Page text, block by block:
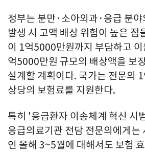
정부는 분만·소아외과·응급 분
발생 시 고액 배상 위험이 높은 점
이 1억5000만원까지 부담하고
억5000만원 규모의 배상액을 보
설계할 계획이다. 국가는 전문의
상당의 보험료를 지원한다.
특히 '응급환자 이송체계 혁신 시
응급의료기관 전담 전문의에게는
인 올해 3~5월에 대해서도 보험